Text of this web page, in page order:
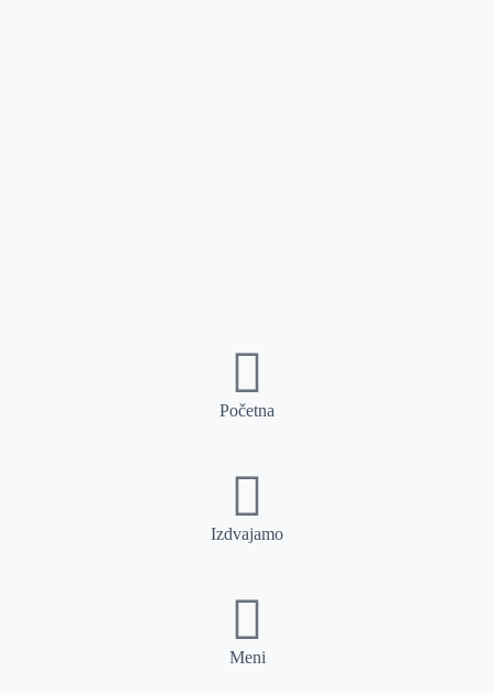
Početna
Izdvajamo
Meni